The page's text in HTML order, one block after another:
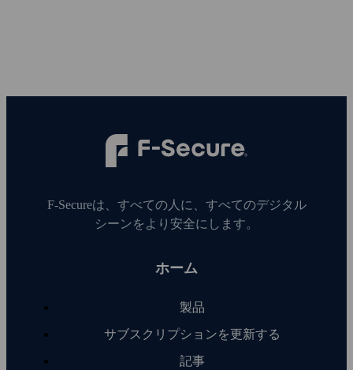
F‑Secureは、すべての人に、すべてのデジタル
シーンをより安全にします。
ホーム
製品
サブスクリプションを更新する
記事